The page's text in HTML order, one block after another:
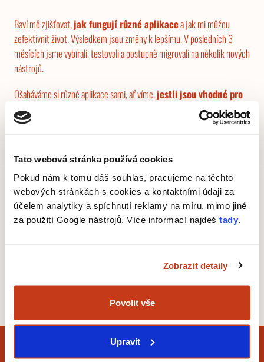
Tato webová stránka používá cookies
Pokud nám k tomu dáš souhlas, pracujeme na těchto
webových stránkách s cookies a kontaktními údaji za
účelem analytiky a spíchnutí reklamy na míru, mimo jiné
za použití Google nástrojů. Více informací najdeš tady.
Zobrazit detaily
Povolit vše
Upravit
Baví mě zjišťovat,jak fungují různé aplikacea jak mi můžou
zefektivnit život. Výsledkem jsou změny k lepšímu. V posledních 3
měsících jsme vybírali, testovali a postupně migrovali na několik nových
nástrojů.
Ošaháváme si různé aplikace sami, ať víme,jestli jsou vhodné pro
naše potřeby
. Zjišťujeme, co nám funguje a co ne. 🌝
možnosti automatizace a efektivity, které jsme dříve neměli k
dispozici.
ČÍST CELÝ ČLÁNEK NA HERO HERO